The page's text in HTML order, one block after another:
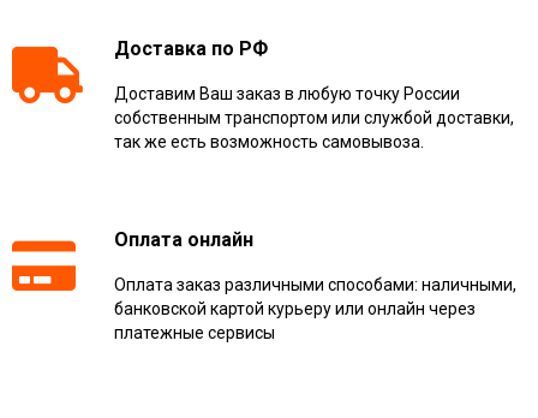
Доставка по РФ
Доставим Ваш заказ в любую точку России
собственным транспортом или службой доставки,
так же есть возможность самовывоза.
Оплата онлайн
Оплата заказ различными способами: наличными,
банковской картой курьеру или онлайн через
платежные сервисы